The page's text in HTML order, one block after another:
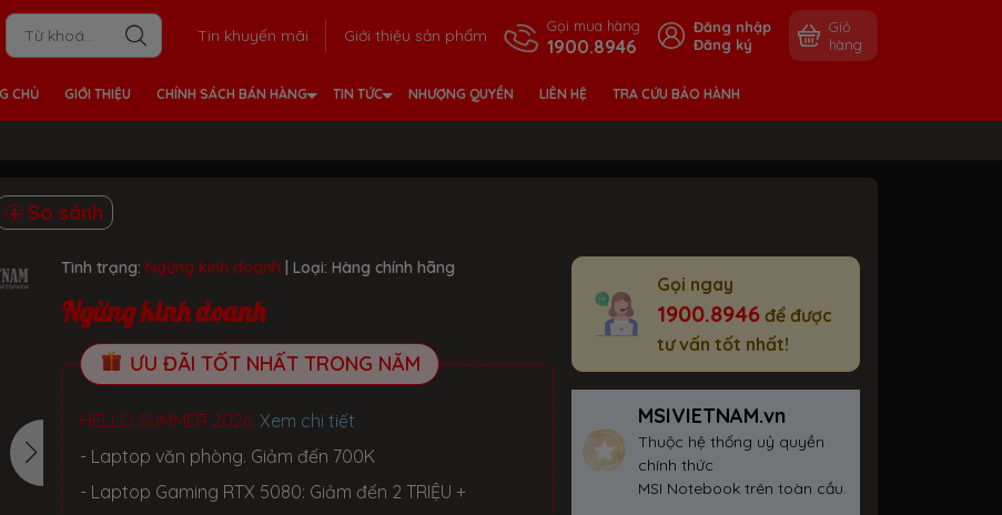
Tin khuyến mãi Giới thiệu sản phẩm Gọi mua hàng
1900.8946
Đăng nhập
Đăng ký
Giỏ
hàng
CHỦ GIỚI THIỆU CHÍNH SÁCH BÁN HÀNG TIN TỨC NHƯỢNG QUYỀN LIÊN HỆ TRA CỨU BẢO HÀNH
So sánh
Tình trạng: Ngừng kinh doanh | Loại: Hàng chính hãng
Ngừng kinh doanh
ƯU ĐÃI TỐT NHẤT TRONG NĂM
HELLO SUMMER 2026. Xem chi tiết
- Laptop văn phòng. Giảm đến 700K
- Laptop Gaming RTX 5080: Giảm đến 2 TRIỆU +
Gọi ngay
1900.8946 để được
tư vấn tốt nhất!
MSIVIETNAM.vn
Thuộc hệ thống uỷ quyền
chính thức
MSI Notebook trên toàn cầu.